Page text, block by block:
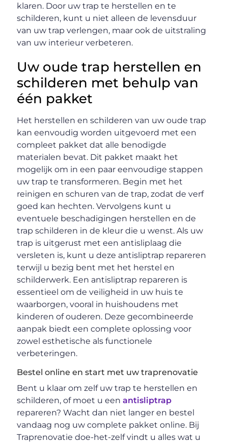
klaren. Door uw trap te herstellen en te
schilderen, kunt u niet alleen de levensduur
van uw trap verlengen, maar ook de uitstraling
van uw interieur verbeteren.
Uw oude trap herstellen en
schilderen met behulp van
één pakket
Het herstellen en schilderen van uw oude trap
kan eenvoudig worden uitgevoerd met een
compleet pakket dat alle benodigde
materialen bevat. Dit pakket maakt het
mogelijk om in een paar eenvoudige stappen
uw trap te transformeren. Begin met het
reinigen en schuren van de trap, zodat de verf
goed kan hechten. Vervolgens kunt u
eventuele beschadigingen herstellen en de
trap schilderen in de kleur die u wenst. Als uw
trap is uitgerust met een antisliplaag die
versleten is, kunt u deze antisliptrap repareren
terwijl u bezig bent met het herstel en
schilderwerk. Een antisliptrap repareren is
essentieel om de veiligheid in uw huis te
waarborgen, vooral in huishoudens met
kinderen of ouderen. Deze gecombineerde
aanpak biedt een complete oplossing voor
zowel esthetische als functionele
verbeteringen.
Bestel online en start met uw traprenovatie
Bent u klaar om zelf uw trap te herstellen en
schilderen, of moet u eenantisliptrap
repareren? Wacht dan niet langer en bestel
vandaag nog uw complete pakket online. Bij
Traprenovatie doe-het-zelf vindt u alles wat u